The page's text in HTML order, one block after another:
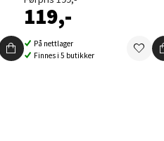
119,-
På nettlager
Finnes i 5 butikker